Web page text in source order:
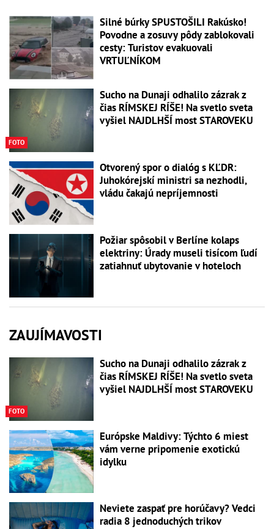
Silné búrky SPUSTOŠILI Rakúsko!
Povodne a zosuvy pôdy zablokovali
cesty: Turistov evakuovali
VRTUĽNÍKOM
FOTO
Sucho na Dunaji odhalilo zázrak z
čias RÍMSKEJ RÍŠE! Na svetlo sveta
vyšiel NAJDLHŠÍ most STAROVEKU
Otvorený spor o dialóg s KĽDR:
Juhokórejskí ministri sa nezhodli,
vládu čakajú nepríjemnosti
Požiar spôsobil v Berlíne kolaps
elektriny: Úrady museli tisícom ľudí
zatiahnuť ubytovanie v hoteloch
ZAUJÍMAVOSTI
FOTO
Sucho na Dunaji odhalilo zázrak z
čias RÍMSKEJ RÍŠE! Na svetlo sveta
vyšiel NAJDLHŠÍ most STAROVEKU
Európske Maldivy: Týchto 6 miest
vám verne pripomenie exotickú
idylku
Neviete zaspať pre horúčavy? Vedci
radia 8 jednoduchých trikov